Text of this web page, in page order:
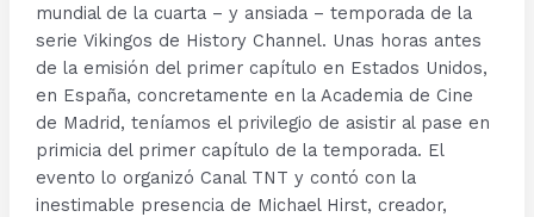
mundial de la cuarta – y ansiada – temporada de la
serie Vikingos de History Channel. Unas horas antes
de la emisión del primer capítulo en Estados Unidos,
en España, concretamente en la Academia de Cine
de Madrid, teníamos el privilegio de asistir al pase en
primicia del primer capítulo de la temporada. El
evento lo organizó Canal TNT y contó con la
inestimable presencia de Michael Hirst, creador,